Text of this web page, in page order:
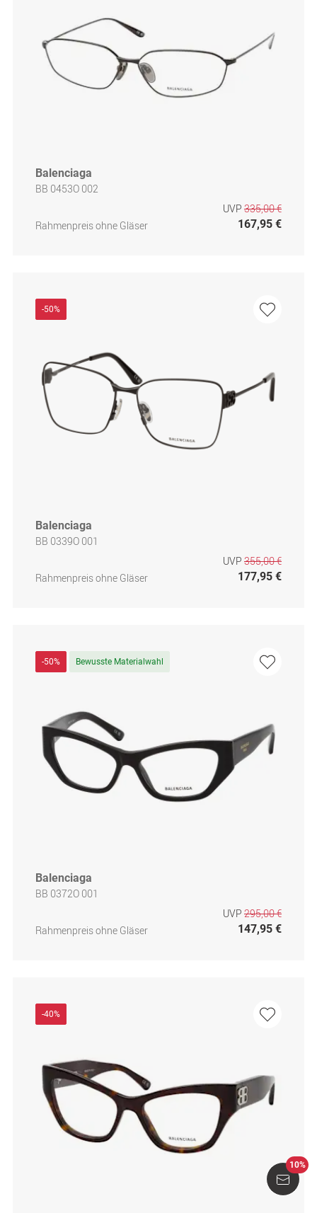
Balenciaga
BB 0453O 002
Rahmenpreis ohne Gläser
UVP 335,00 €
167,95 €
-50%
Balenciaga
BB 0339O 001
Rahmenpreis ohne Gläser
UVP 355,00 €
177,95 €
-50% Bewusste Materialwahl
Balenciaga
BB 0372O 001
Rahmenpreis ohne Gläser
UVP 295,00 €
147,95 €
-40%
10%